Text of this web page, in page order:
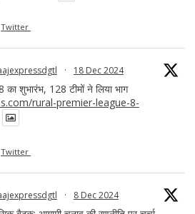
Twitter
· 18 Dec 2024
का शुभारंभ, 128 टीमों ने लिया भाग
rural-premier-league-8-
Twitter
· 8 Dec 2024